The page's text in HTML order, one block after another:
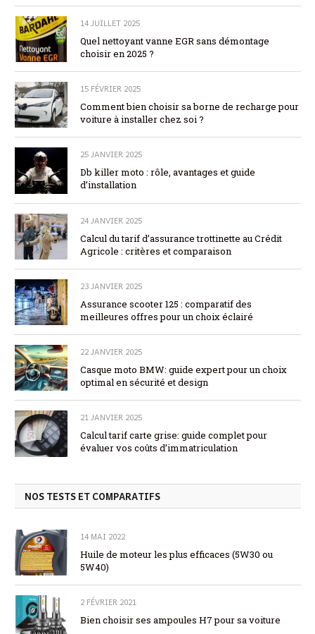
14 JUILLET 2025
Quel nettoyant vanne EGR sans démontage
choisir en 2025 ?
15 FÉVRIER 2025
Comment bien choisir sa borne de recharge pour
voiture à installer chez soi ?
25 JANVIER 2025
Db killer moto : rôle, avantages et guide
d’installation
24 JANVIER 2025
Calcul du tarif d’assurance trottinette au Crédit
Agricole : critères et comparaison
23 JANVIER 2025
Assurance scooter 125 : comparatif des
meilleures offres pour un choix éclairé
22 JANVIER 2025
Casque moto BMW: guide expert pour un choix
optimal en sécurité et design
21 JANVIER 2025
Calcul tarif carte grise: guide complet pour
évaluer vos coûts d’immatriculation
NOS TESTS ET COMPARATIFS
14 MAI 2022
Huile de moteur les plus efficaces (5W30 ou
5W40)
2 FÉVRIER 2021
Bien choisir ses ampoules H7 pour sa voiture